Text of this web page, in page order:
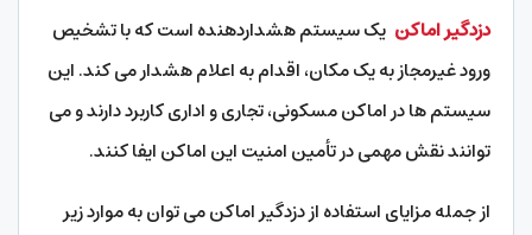
دزدگیر اماکن یک سیستم هشداردهنده است که با تشخیص
ورود غیرمجاز به یک مکان، اقدام به اعلام هشدار می کند. این
سیستم ها در اماکن مسکونی، تجاری و اداری کاربرد دارند و می
توانند نقش مهمی در تأمین امنیت این اماکن ایفا کنند.
از جمله مزایای استفاده از دزدگیر اماکن می توان به موارد زیر